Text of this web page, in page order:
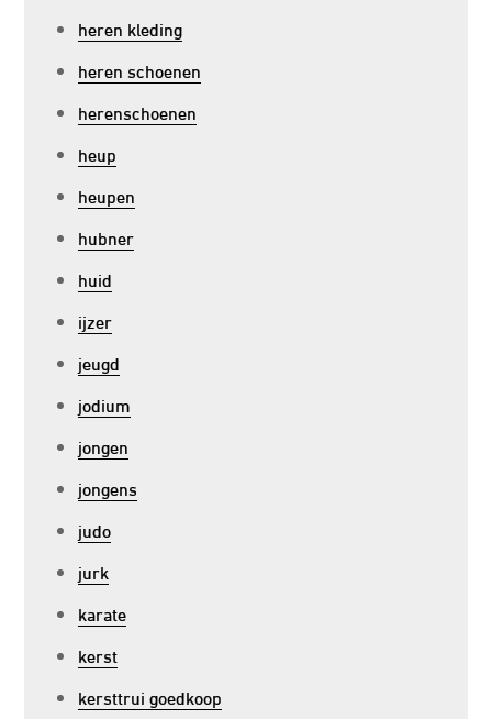
heren kleding
heren schoenen
herenschoenen
heup
heupen
hubner
huid
ijzer
jeugd
jodium
jongen
jongens
judo
jurk
karate
kerst
kersttrui goedkoop